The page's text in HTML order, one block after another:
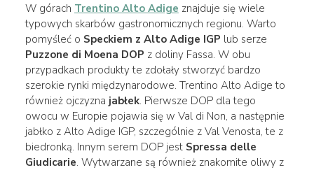
W górach Trentino Alto Adige znajduje się wiele
typowych skarbów gastronomicznych regionu. Warto
pomyśleć o Speckiem z Alto Adige IGP lub serze
Puzzone di Moena DOP z doliny Fassa. W obu
przypadkach produkty te zdołały stworzyć bardzo
szerokie rynki międzynarodowe. Trentino Alto Adige to
również ojczyzna jabłek. Pierwsze DOP dla tego
owocu w Europie pojawia się w Val di Non, a następnie
jabłko z Alto Adige IGP, szczególnie z Val Venosta, te z
biedronką. Innym serem DOP jest Spressa delle
Giudicarie. Wytwarzane są również znakomite oliwy z